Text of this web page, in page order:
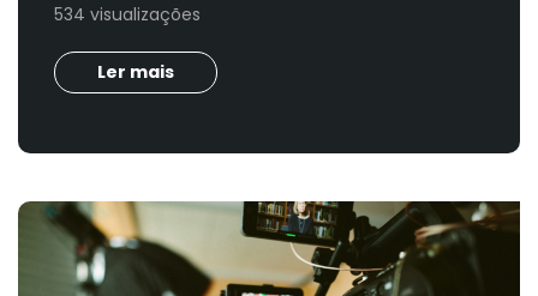
534 visualizações
Ler mais